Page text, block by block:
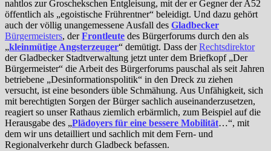
nahtlos zur Groschekschen Entgleisung, mit der er Gegner der A52
öffentlich als „egoistische Frührentner“ beleidigt. Und dazu gehört
auch der völlig unangemessene Ausfall des Gladbecker
Bürgermeisters, derFrontleute des Bürgerforums durch den als
„kleinmütige Angsterzeuger“ demütigt. Dass derRechtsdirektor
der Gladbecker Stadtverwaltung jetzt unter dem Briefkopf „Der
Bürgermeister“ die Arbeit des Bürgerforums pauschal als seit Jahren
betriebene „Desinformationspolitik“ in den Dreck zu ziehen
versucht, ist eine besonders üble Schmähung. Aus Unfähigkeit, sich
mit berechtigten Sorgen der Bürger sachlich auseinanderzusetzen,
reagiert so unser Rathaus ziemlich erbärmlich, zum Beispiel auf die
Herausgabe des „Plädoyers für eine bessere Mobilität…“, mit
dem wir uns detailliert und sachlich mit dem Fern- und
Regionalverkehr durch Gladbeck befassen.